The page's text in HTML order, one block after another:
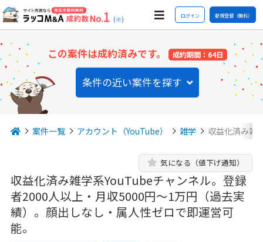
(※) ログイン 新規登録（無料）
この案件は成約済みです。 成約期間：64日
条件の近い案件を探す
案件一覧 アカウント（YouTube） 雑学 収益化済み雑
収益化済み雑学系YouTubeチャンネル。登録
者2000人以上・月収5000円〜1万円（過去実
績）。顔出しなし・属人性ゼロで即運営可
能。
気になる（値下げ通知）